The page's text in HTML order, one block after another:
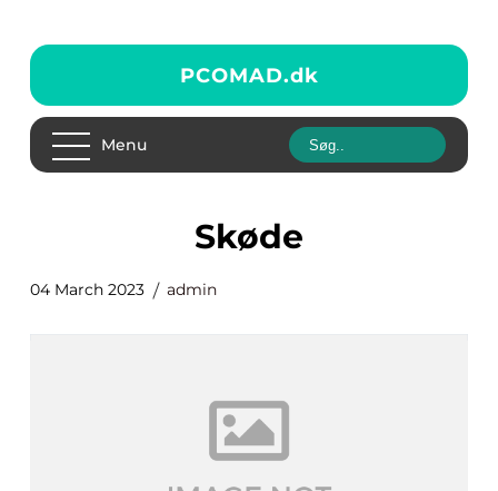
PCOMAD.dk
Menu
skøde
04 March 2023 admin